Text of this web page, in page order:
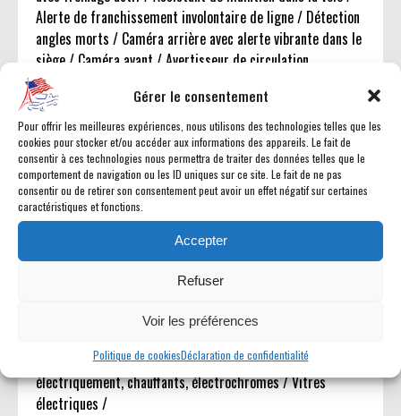
Gérer le consentement
Pour offrir les meilleures expériences, nous utilisons des technologies telles que les
cookies pour stocker et/ou accéder aux informations des appareils. Le fait de
consentir à ces technologies nous permettra de traiter des données telles que le
comportement de navigation ou les ID uniques sur ce site. Le fait de ne pas
consentir ou de retirer son consentement peut avoir un effet négatif sur certaines
caractéristiques et fonctions.
Accepter
Refuser
Voir les préférences
Politique de cookiesDéclaration de confidentialité
Alerte de franchissement involontaire de ligne / Détection
angles morts / Caméra arrière avec alerte vibrante dans le
siège / Caméra avant / Avertisseur de circulation
transversale arrière / Capteurs de stationnement avant et
arrière / Assistance au démarrage en côte (HSA) / Contrôle
de stabilité remorque (TSC) / Contrôle électronique de
stabilité (ESP) / Système de prévention du retournement
(RSC) /
Confort intérieur :
CF5 : Toit ouvrant électrique / Sellerie cuir perforé Alpine
Umber / Tableau de bord et panneaux de portes gainés cuir
/ Sièges avant chauffants, ventilés, à réglages électriques
arrière chauffants / Volant chauffant gainé cuir /
automatique bi-zone / Rétroviseurs extérieurs rabattables
électriquement, chauffants, électrochromes / Vitres
électriques /